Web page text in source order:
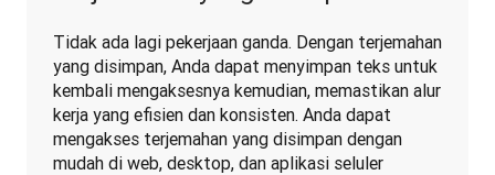
Tidak ada lagi pekerjaan ganda. Dengan terjemahan
yang disimpan, Anda dapat menyimpan teks untuk
kembali mengaksesnya kemudian, memastikan alur
kerja yang efisien dan konsisten. Anda dapat
mengakses terjemahan yang disimpan dengan
mudah di web, desktop, dan aplikasi seluler